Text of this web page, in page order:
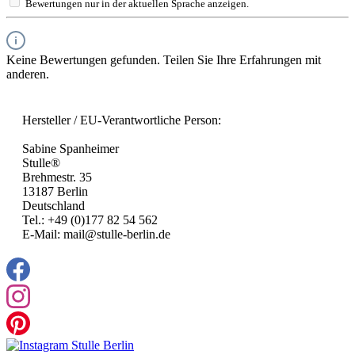
Bewertungen nur in der aktuellen Sprache anzeigen.
Keine Bewertungen gefunden. Teilen Sie Ihre Erfahrungen mit
anderen.
Hersteller / EU-Verantwortliche Person:
Sabine Spanheimer
Stulle®
Brehmestr. 35
13187 Berlin
Deutschland
Tel.: +49 (0)177 82 54 562
E-Mail: mail@stulle-berlin.de